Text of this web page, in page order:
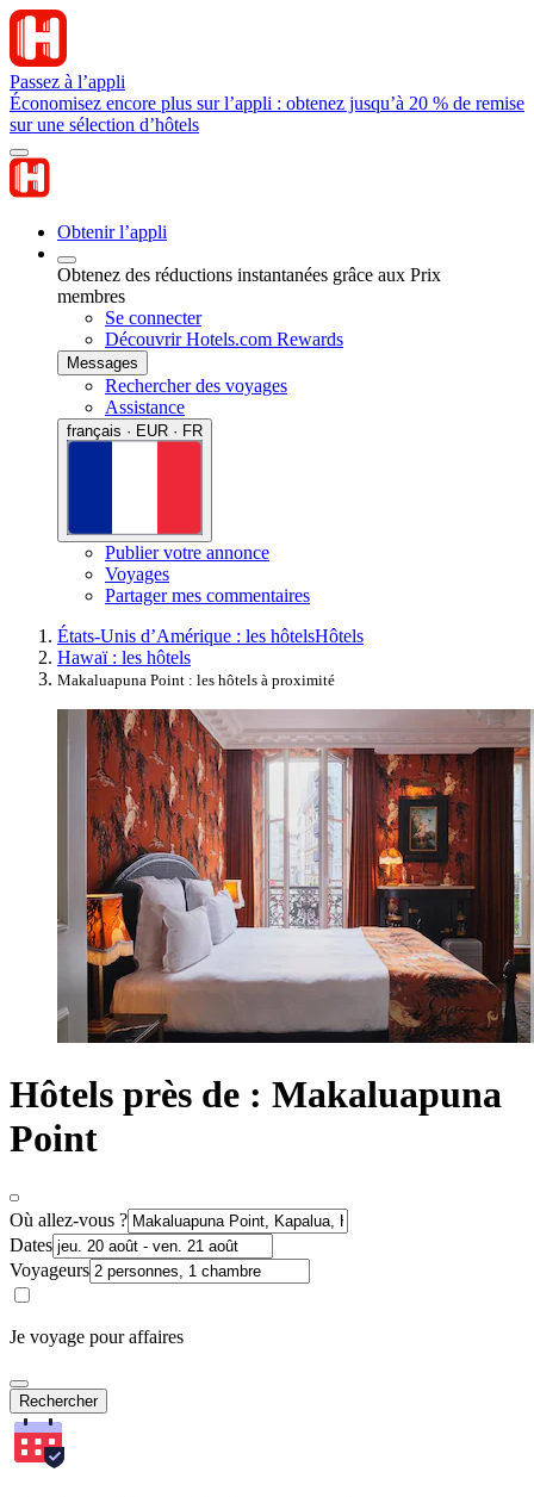
Passez à l’appli
Économisez encore plus sur l’appli : obtenez jusqu’à 20 % de remise
sur une sélection d’hôtels
Obtenir l’appli
Obtenez des réductions instantanées grâce aux Prix
membres
Se connecter
Découvrir Hotels.com Rewards
Messages
Rechercher des voyages
Assistance
français · EUR · FR
Publier votre annonce
Voyages
Partager mes commentaires
États-Unis d’Amérique : les hôtelsHôtels
Hawaï : les hôtels
Makaluapuna Point : les hôtels à proximité
Hôtels près de : Makaluapuna
Point
Où allez-vous ?
Dates
Voyageurs
Je voyage pour affaires
Rechercher